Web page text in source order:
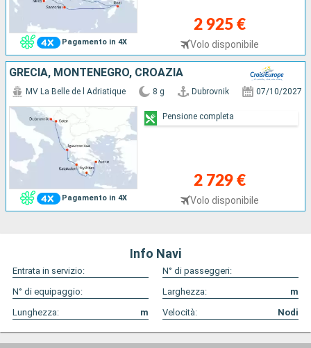
Pagamento in 4X
2 925 €
Volo disponibile
GRECIA, MONTENEGRO, CROAZIA
Pagamento in 4X
MV La Belle de l Adriatique 8 g Dubrovnik 07/10/2027
2 729 €
Volo disponibile
Pensione completa
Info Navi
Entrata in servizio:
N° di passeggeri:
N° di equipaggio:
Larghezza:
m
Lunghezza:
m Velocità: Nodi